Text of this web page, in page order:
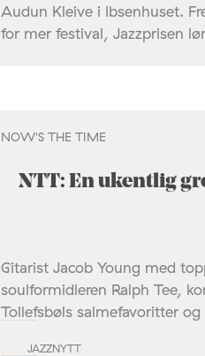
Audun Kleive i Ibsenhuset.
for mer festival, Jazzprisen
NOW'S THE TIME
NTT: En ukentlig
Gitarist Jacob Young med
soulformidleren Ralph Tee,
Tollefsbøls salmefavoritter
JAZZNYTT